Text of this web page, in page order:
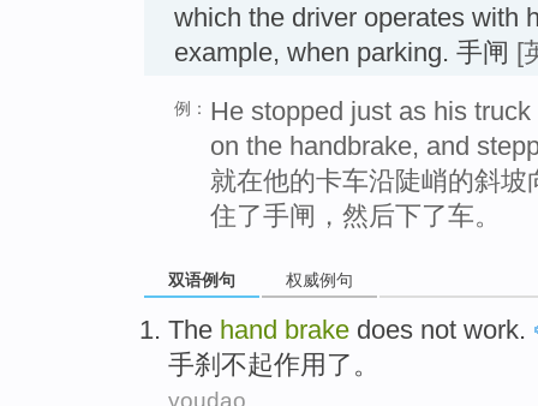
which the driver operates with
example, when parking. 手闸 [
例： He stopped just as his
on the handbrake, and
就在他的卡车沿陡峭的斜
住了手闸，然后下了车。
双语例句 权威例句
The hand brake does not work.
手刹 不起作用 了 。
youdao